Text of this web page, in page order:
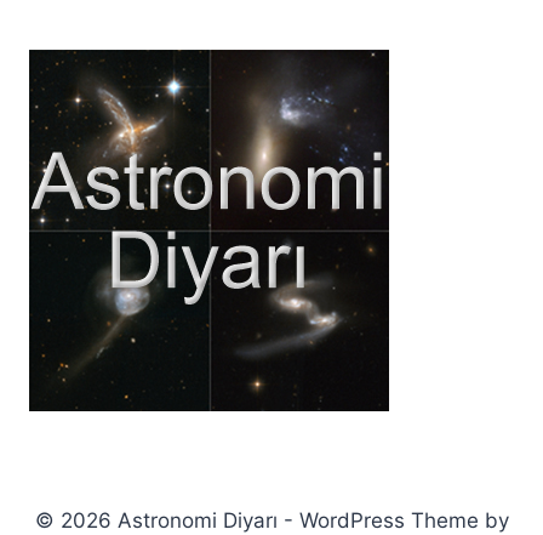
© 2026 Astronomi Diyarı - WordPress Theme by